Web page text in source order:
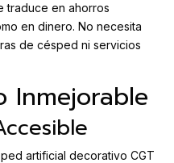
traduce en ahorros
en dinero. No necesita
de césped ni servicios
Inmejorable
artificial decorativo CGT